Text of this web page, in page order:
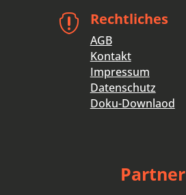
 Rechtliches
AGB
Kontakt
Impressum
Datenschutz
Doku-Downlaod
Partner